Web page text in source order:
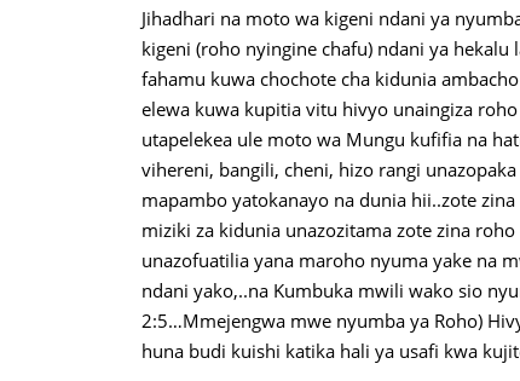
Jihadhari na moto wa kigeni ndani ya
kigeni (roho nyingine chafu) ndani ya
fahamu kuwa chochote cha kidunia
elewa kuwa kupitia vitu hivyo unaingiza
utapelekea ule moto wa Mungu kufifia na
vihereni, bangili, cheni, hizo rangi
mapambo yatokanayo na dunia hii..zote
miziki za kidunia unazozitama zote zina
unazofuatilia yana maroho nyuma yake na
ndani yako,..na Kumbuka mwili wako sio
2:5…Mmejengwa mwe nyumba ya Roho)
huna budi kuishi katika hali ya usafi kwa